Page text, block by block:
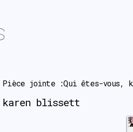
Pièce jointe :Qui êtes-vous,
karen blissett